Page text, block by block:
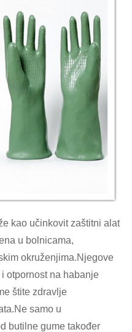
kao učinkovit zaštitni alat
u bolnicama,
okruženjima.Njegove
otpornost na habanje
štite zdravlje
samo u
butilne gume također